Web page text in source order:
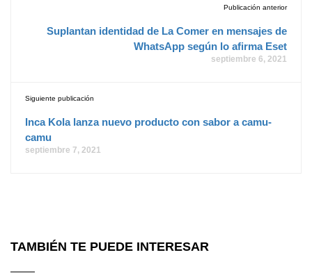
Publicación anterior
Suplantan identidad de La Comer en mensajes de
WhatsApp según lo afirma Eset
septiembre 6, 2021
Siguiente publicación
Inca Kola lanza nuevo producto con sabor a camu-
camu
septiembre 7, 2021
TAMBIÉN TE PUEDE INTERESAR